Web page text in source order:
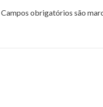
Campos obrigatórios são